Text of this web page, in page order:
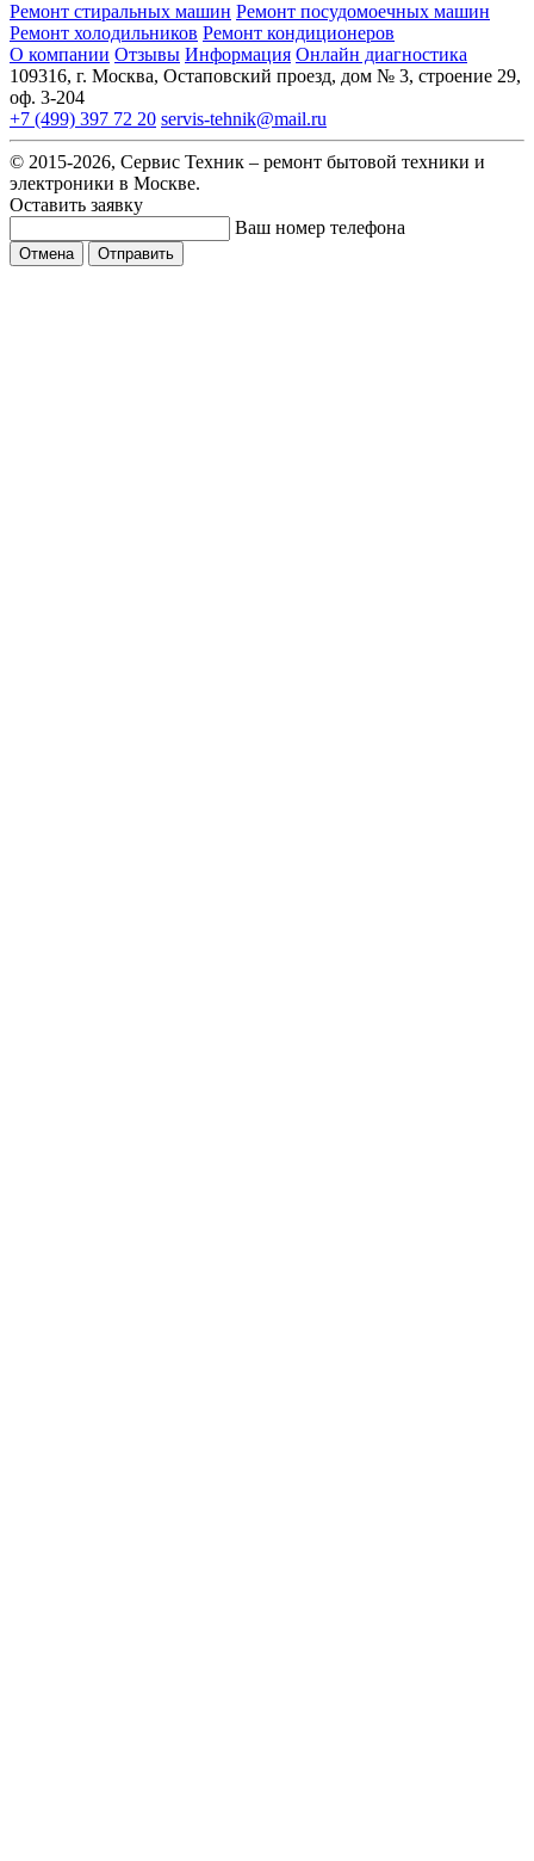
Ремонт стиральных машин Ремонт посудомоечных машин
Ремонт холодильников Ремонт кондиционеров
О компании Отзывы Информация Онлайн диагностика
109316, г. Москва, Остаповский проезд, дом № 3, строение 29,
оф. 3-204
+7 (499) 397 72 20 servis-tehnik@mail.ru
© 2015-2026, Сервис Техник – ремонт бытовой техники и
электроники в Москве.
Оставить заявку
Ваш номер телефона
Отмена Отправить